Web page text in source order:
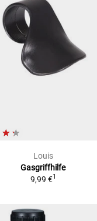
Louis
Gasgriffhilfe
9,99 €1